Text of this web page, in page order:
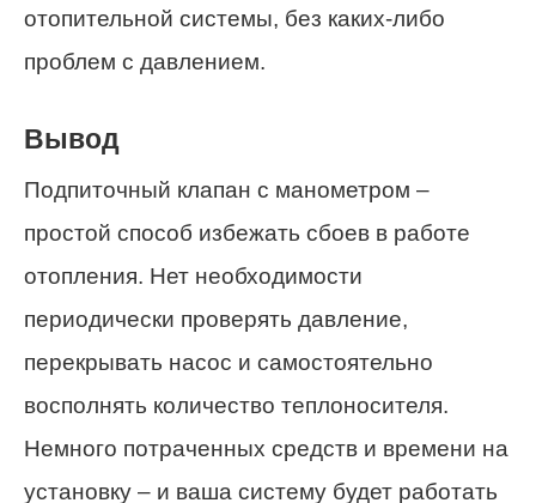
отопительной системы, без каких-либо
проблем с давлением.
Вывод
Подпиточный клапан с манометром –
простой способ избежать сбоев в работе
отопления. Нет необходимости
периодически проверять давление,
перекрывать насос и самостоятельно
восполнять количество теплоносителя.
Немного потраченных средств и времени на
установку – и ваша систему будет работать